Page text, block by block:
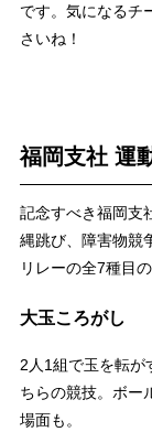
です。気になるチ
さいね！
福岡支社 運
記念すべき福岡支
縄跳び、障害物競
リレーの全7種目
大玉ころがし
2人1組で玉を転が
ちらの競技。ボー
場面も。